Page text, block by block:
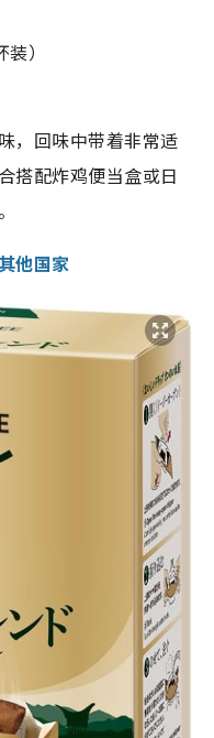
）
，回味中带着非常适
搭配炸鸡便当盒或日
他国家